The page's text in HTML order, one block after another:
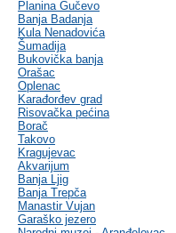
Planina Gučevo
Banja Badanja
Kula Nenadovića
Šumadija
Bukovička banja
Orašac
Oplenac
Karađorđev grad
Risovačka pećina
Borač
Takovo
Kragujevac
Akvarijum
Banja Ljig
Banja Trepča
Manastir Vujan
Garaško jezero